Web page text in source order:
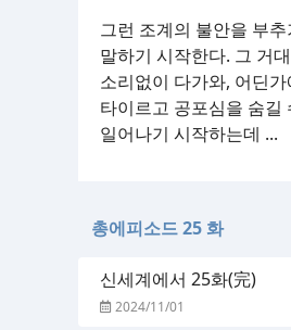
그런 조계의 불안을 부
말하기 시작한다. 그 거
소리없이 다가와, 어딘
타이르고 공포심을 숨길
일어나기 시작하는데 ...
총에피소드 25 화
신세계에서 25화(完)
2024/11/01